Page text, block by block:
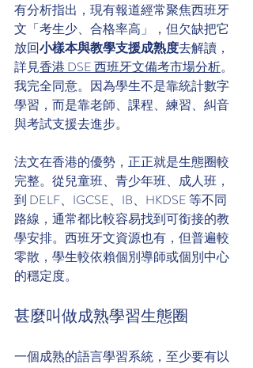
有分析指出，現有報道經常聚焦西班牙
文「考生少、合格率高」，但欠缺把它
放回小樣本與教學支援成熟度去解讀，
詳見香港 DSE 西班牙文備考市場分析。
我完全同意。因為學生不是靠統計數字
學習，而是靠老師、課程、練習、糾音
與考試支援去進步。
法文在香港的優勢，正正就是生態圈較
完整。從兒童班、青少年班、成人班，
到 DELF、IGCSE、IB、HKDSE 等不同
路線，通常都比較容易找到可銜接的教
學安排。西班牙文資源也有，但普遍較
零散，學生較依賴個別導師或個別中心
的穩定度。
甚麼叫做成熟學習生態圈
一個成熟的語言學習系統，至少要有以